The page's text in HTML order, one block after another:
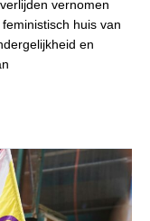
vernomen
huis van
en